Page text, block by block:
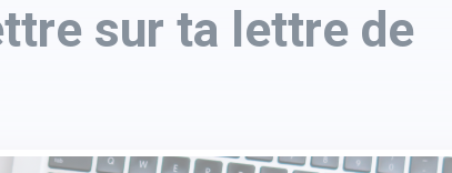
sur ta lettre de